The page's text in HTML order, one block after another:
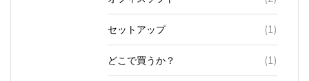
セットアップ (1)
どこで買うか？ (1)
ノートパソコン (52)